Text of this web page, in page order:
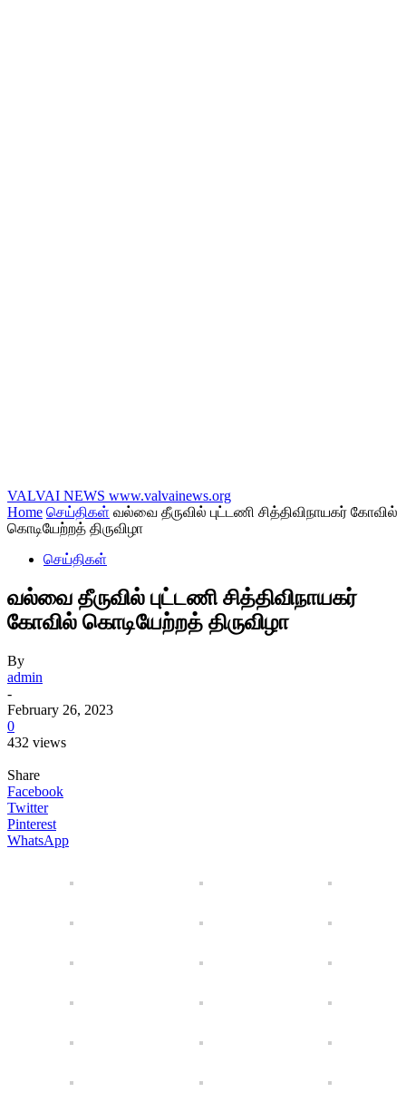
VALVAI NEWS www.valvainews.org
Home செய்திகள் வல்வை தீருவில் புட்டணி சித்திவிநாயகர் கோவில்
கொடியேற்றத் திருவிழா
செய்திகள்
வல்வை தீருவில் புட்டணி சித்திவிநாயகர்
கோவில் கொடியேற்றத் திருவிழா
By
admin
-
February 26, 2023
0
432 views
Share
Facebook
Twitter
Pinterest
WhatsApp